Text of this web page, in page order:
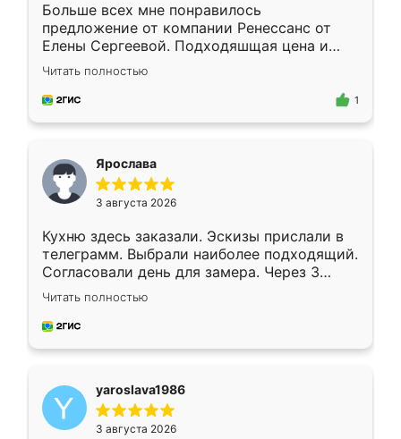
Больше всех мне понравилось
предложение от компании Ренессанс от
Елены Сергеевой. Подходяшщая цена и
короткие сроки изготовления. Приехавший
для замера сотрудник Владислав
предложил по моему эскизу самый
Читать полностью
1
Ярослава
3 августа 2026
Кухню здесь заказали. Эскизы прислали в
телеграмм. Выбрали наиболее подходящий.
Согласовали день для замера. Через 3
недели кухня была уже готова. Остались
довольны работой. Спасибо Ренессанс
мебель за качественную работу!
Читать полностью
yaroslava1986
3 августа 2026